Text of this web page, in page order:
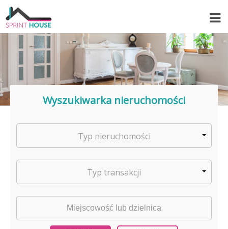
Wyszukiwarka nieruchomości
Typ nieruchomości
Typ transakcji